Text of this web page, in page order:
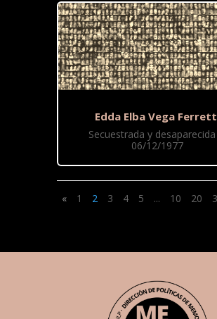
Edda Elba Vega
Secuestrada y
06/12/1977
« 1 2 3 4 5 ... 10 20